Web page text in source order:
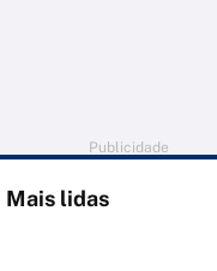
Publicidade
Mais lidas